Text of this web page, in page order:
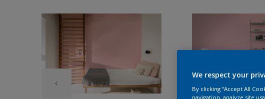
We respect your
By clicking “Accept All
navigation, analyze site